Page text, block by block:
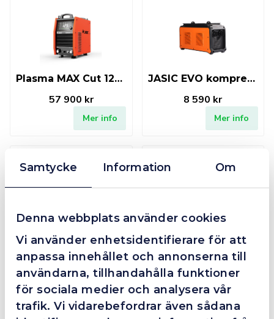
Samtycke Information Om
Denna webbplats använder cookies
Vi använder enhetsidentifierare för att
anpassa innehållet och annonserna till
användarna, tillhandahålla funktioner
för sociala medier och analysera vår
trafik. Vi vidarebefordrar även sådana
Plasma MAX Cut 125 (UPH-160
57 900 kr
Mer info
JASIC EVO kompressor 150L
8 590 kr
Mer info
Plasma EVO Cut 100 inkl. kompressor (UPH-125)
40 900 kr
Mer info
6 100 kr
Mer info